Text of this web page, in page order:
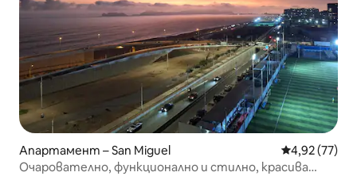
Апартамент – San Miguel Средна
4,92 (77)
Очарователно, функционално и стилно, красива